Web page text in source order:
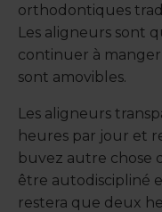
orthodontiques
Les aligneurs sont
continuer à
sont amovibles.
Les aligneurs
heures par jour et
buvez autre chose
être autodiscipliné
restera que deux